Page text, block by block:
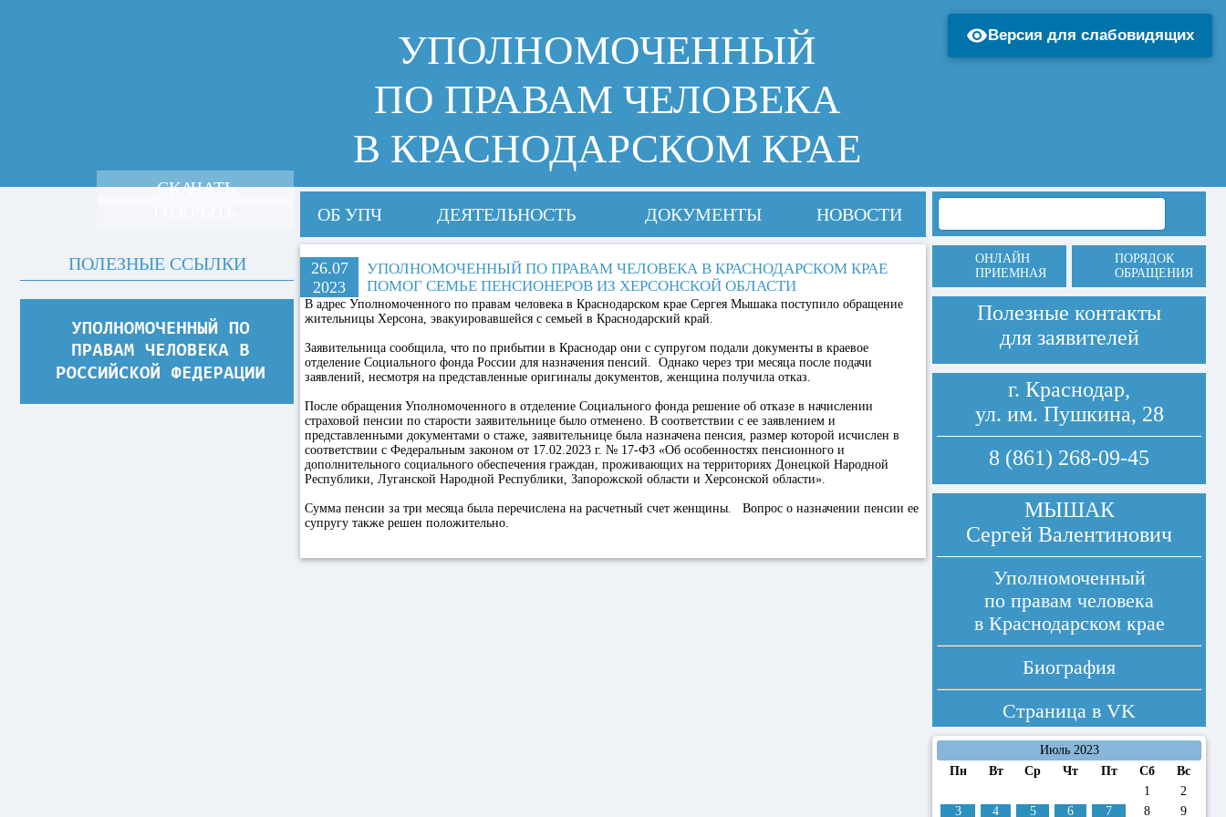
УПОЛНОМОЧЕННЫЙ
ПО ПРАВАМ ЧЕЛОВЕКА
В КРАСНОДАРСКОМ КРАЕ
ОБ УПЧ ДЕЯТЕЛЬНОСТЬ ДОКУМЕНТЫ НОВОСТИ
26.07
2023
УПОЛНОМОЧЕННЫЙ ПО ПРАВАМ ЧЕЛОВЕКА В КРАСНОДАРСКОМ КРАЕ
ПОМОГ СЕМЬЕ ПЕНСИОНЕРОВ ИЗ ХЕРСОНСКОЙ ОБЛАСТИ
В адрес Уполномоченного по правам человека в Краснодарском крае Сергея Мышака поступило обращение
жительницы Херсона, эвакуировавшейся с семьей в Краснодарский край.
Заявительница сообщила, что по прибытии в Краснодар они с супругом подали документы в краевое
отделение Социального фонда России для назначения пенсий. Однако через три месяца после подачи
заявлений, несмотря на представленные оригиналы документов, женщина получила отказ.
После обращения Уполномоченного в отделение Социального фонда решение об отказе в начислении
страховой пенсии по старости заявительнице было отменено. В соответствии с ее заявлением и
представленными документами о стаже, заявительнице была назначена пенсия, размер которой исчислен в
соответствии с Федеральным законом от 17.02.2023 г. № 17-ФЗ «Об особенностях пенсионного и
дополнительного социального обеспечения граждан, проживающих на территориях Донецкой Народной
Республики, Луганской Народной Республики, Запорожской области и Херсонской области».
Сумма пенсии за три месяца была перечислена на расчетный счет женщины. Вопрос о назначении пенсии ее
супругу также решен положительно.
СКАЧАТЬ
ПОЛЕЗНЫЕ ССЫЛКИ
ОНЛАЙН
ПРИЕМНАЯ
ПОРЯДОК
ОБРАЩЕНИЯ
Полезные контакты
для заявителей
г. Краснодар,
ул. им. Пушкина, 28
8 (861) 268-09-45
МЫШАК
Сергей Валентинович
Уполномоченный
по правам человека
в Краснодарском крае
Биография
Страница в VK
Июль 2023
Пн
Вт Ср Чт Пт Сб
Вс
1
2
3
4 5 6 7 8 9
Версия для слабовидящих